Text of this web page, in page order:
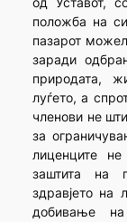
положба на
пазарот
заради
природата,
луѓето, а
членови не
за
лиценците
заштита на
здравјето на
добивање